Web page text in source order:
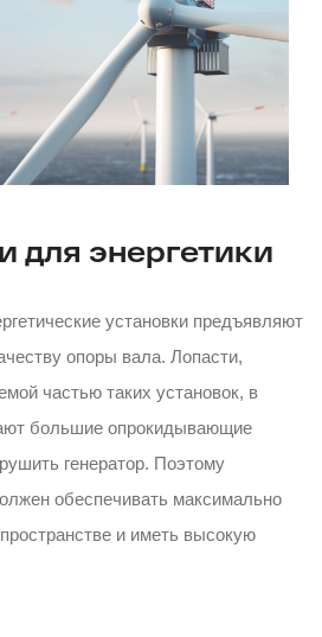
для энергетики
установки предъявляют
опоры вала. Лопасти,
частью таких установок, в
большие опрокидывающие
генератор. Поэтому
обеспечивать максимально
и иметь высокую